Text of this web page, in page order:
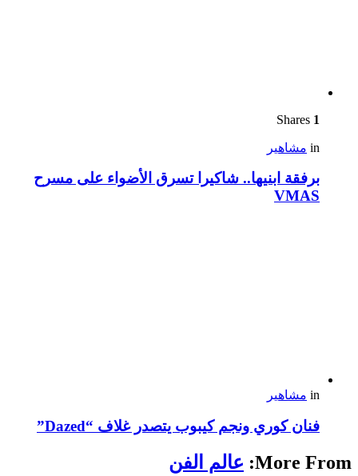
1
in مشاهير
برفقة ابنيها.. شاكيرا تسرق الأضواء على مسرح
VMAS
in مشاهير
فنان كوري ونجم كيبوب يتصدر غلاف “Dazed”
More From: عالم الفن